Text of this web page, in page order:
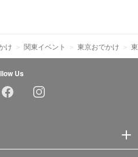
け 関東イベント 東京おでかけ
Us